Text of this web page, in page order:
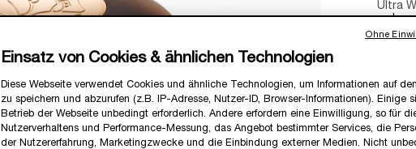
Ultra
mehr
Einsatz von Cookies & ähnlichen Technologien
Diese Webseite verwendet Cookies und ähnliche Technologien, um Informationen auf
zu speichern und abzurufen (z.B. IP-Adresse, Nutzer-ID, Browser-Informationen). Einige
Betrieb der Webseite unbedingt erforderlich. Andere erfordern eine Einwilligung, so für
Nutzerverhaltens und Performance-Messung, das Angebot bestimmter Services, die
der Nutzererfahrung, Marketingzwecke und die Einbindung externer Medien. Nicht
Ohne